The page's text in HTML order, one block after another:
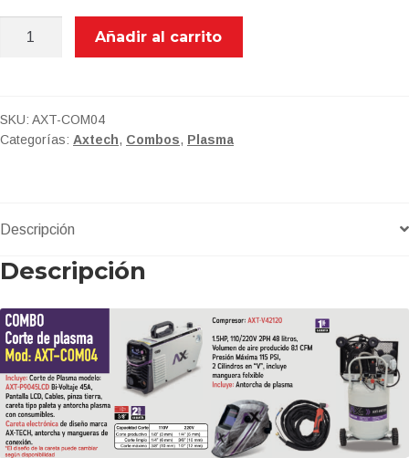
CORTE
DE
COMPRESOR
40L
Añadir al carrito
SKU: AXT-COM04
Categorías: Axtech, Combos, Plasma
Descripción
Descripción